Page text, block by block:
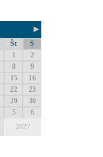
►
Št
S
1
2
8
9
15
16
22
23
29
30
5
6
2027